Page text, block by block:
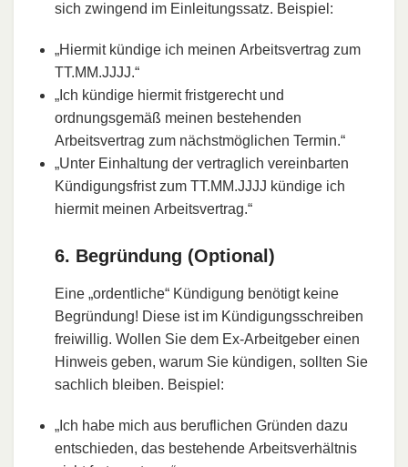
sich zwingend im Einleitungssatz. Beispiel:
„Hiermit kündige ich meinen Arbeitsvertrag zum
TT.MM.JJJJ.“
„Ich kündige hiermit fristgerecht und
ordnungsgemäß meinen bestehenden
Arbeitsvertrag zum nächstmöglichen Termin.“
„Unter Einhaltung der vertraglich vereinbarten
Kündigungsfrist zum TT.MM.JJJJ kündige ich
hiermit meinen Arbeitsvertrag.“
6. Begründung (Optional)
Eine „ordentliche“ Kündigung benötigt keine
Begründung! Diese ist im Kündigungsschreiben
freiwillig. Wollen Sie dem Ex-Arbeitgeber einen
Hinweis geben, warum Sie kündigen, sollten Sie
sachlich bleiben. Beispiel:
„Ich habe mich aus beruflichen Gründen dazu
entschieden, das bestehende Arbeitsverhältnis